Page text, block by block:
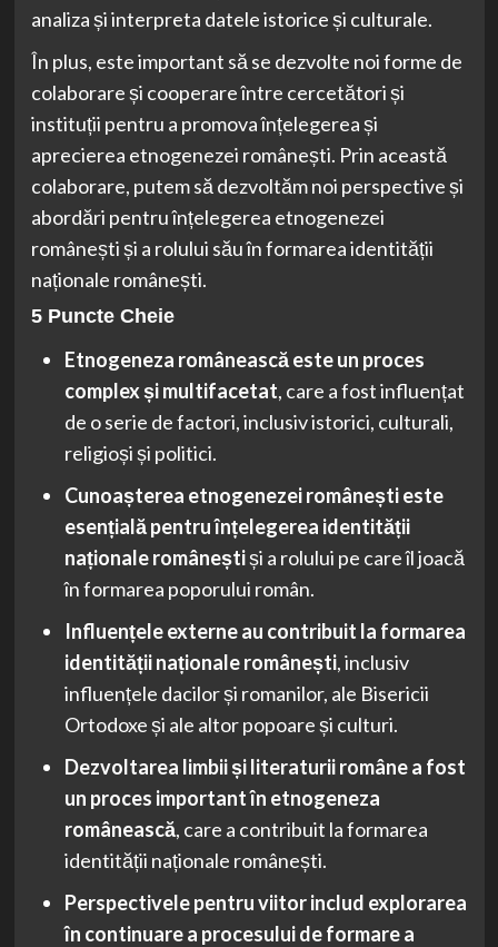
analiza și interpreta datele istorice și culturale.
În plus, este important să se dezvolte noi forme de
colaborare și cooperare între cercetători și
instituții pentru a promova înțelegerea și
aprecierea etnogenezei românești. Prin această
colaborare, putem să dezvoltăm noi perspective și
abordări pentru înțelegerea etnogenezei
românești și a rolului său în formarea identității
naționale românești.
5 Puncte Cheie
Etnogeneza românească este un proces
complex și multifacetat, care a fost influențat
de o serie de factori, inclusiv istorici, culturali,
religioși și politici.
Cunoașterea etnogenezei românești este
esențială pentru înțelegerea identității
naționale româneștiși a rolului pe care îl joacă
în formarea poporului român.
Influențele externe au contribuit la formarea
identității naționale românești, inclusiv
influențele dacilor și romanilor, ale Bisericii
Ortodoxe și ale altor popoare și culturi.
Dezvoltarea limbii și literaturii române a fost
un proces important în etnogeneza
românească, care a contribuit la formarea
identității naționale românești.
Perspectivele pentru viitor includ explorarea
în continuare a procesului de formare a